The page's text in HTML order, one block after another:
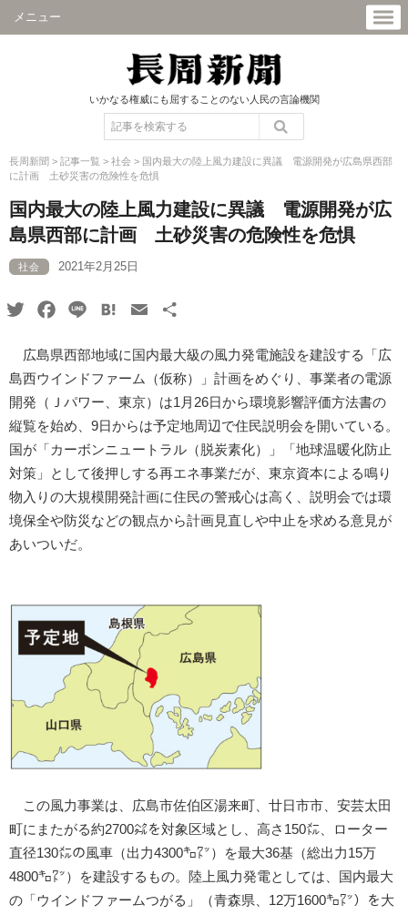
メニュー
いかなる権威にも屈することのない人民の言論機関
長周新聞 > 記事一覧 > 社会 > 国内最大の陸上風力建設に異議 電源開発が広島県西部
に計画 土砂災害の危険性を危惧
国内最大の陸上風力建設に異議 電源開発が広
島県西部に計画 土砂災害の危険性を危惧
社会 2021年2月25日
TwitterFacebook
Line HatenaEmail
広島県西部地域に国内最大級の風力発電施設を建設する「広
島西ウインドファーム（仮称）」計画をめぐり、事業者の電源
開発（Ｊパワー、東京）は1月26日から環境影響評価方法書の
縦覧を始め、9日からは予定地周辺で住民説明会を開いている。
国が「カーボンニュートラル（脱炭素化）」「地球温暖化防止
対策」として後押しする再エネ事業だが、東京資本による鳴り
物入りの大規模開発計画に住民の警戒心は高く、説明会では環
境保全や防災などの観点から計画見直しや中止を求める意見が
あいついだ。
この風力事業は、広島市佐伯区湯来町、廿日市市、安芸太田
町にまたがる約2700㌶を対象区域とし、高さ150㍍、ローター
直径130㍍の風車（出力4300㌔㍗）を最大36基（総出力15万
4800㌔㍗）を建設するもの。陸上風力発電としては、国内最大
の「ウインドファームつがる」（青森県、12万1600㌔㍗）を大